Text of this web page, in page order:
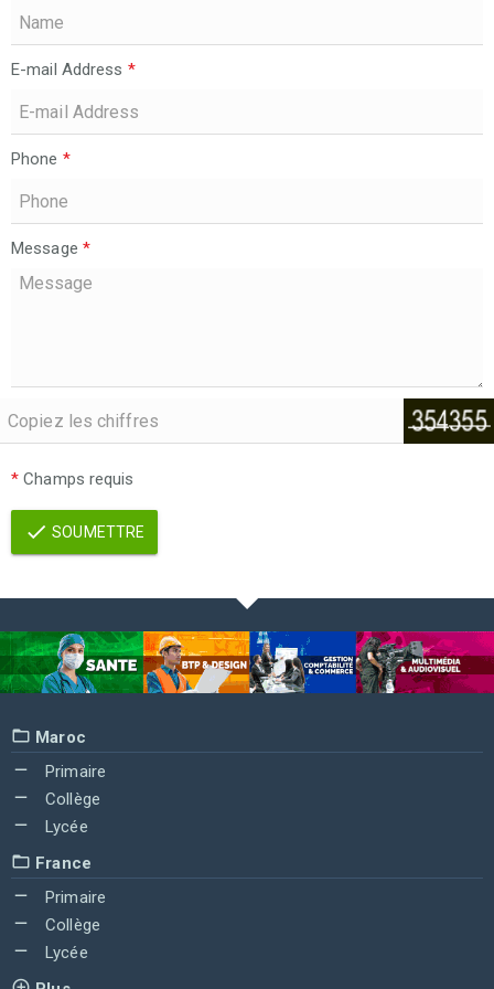
E-mail Address *
Phone *
Message *
* Champs requis
SOUMETTRE
Maroc
Primaire
Collège
Lycée
France
Primaire
Collège
Lycée